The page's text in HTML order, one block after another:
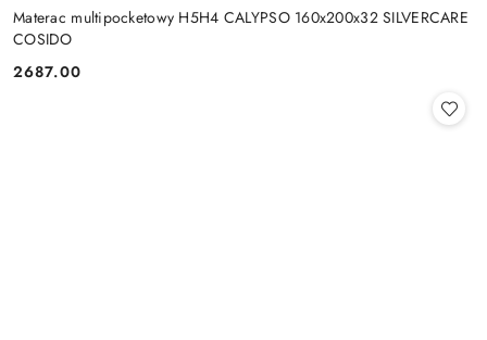
Materac multipocketowy H5H4 CALYPSO 160x200x32 SILVERCARE
COSIDO
Cena:
2687.00